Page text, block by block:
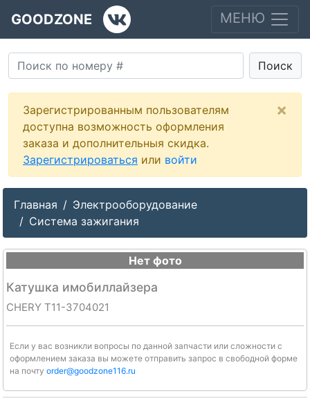
GOODZONE МЕНЮ
Поиск
Зарегистрированным пользователям
доступна возможность оформления
заказа и дополнительныя скидка.
Зарегистрироваться или войти
×
Главная
Электрооборудование
Система зажигания
Нет фото
Катушка имобиллайзера
CHERY T11-3704021
Если у вас возникли вопросы по данной запчасти или сложности с
оформлением заказа вы можете отправить запрос в свободной форме
на почту order@goodzone116.ru